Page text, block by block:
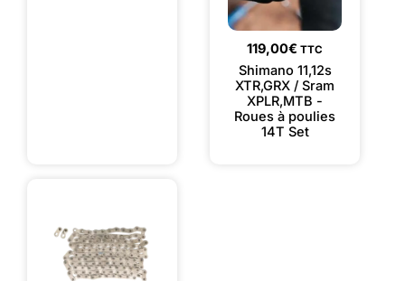
119,00€ TTC
Shimano 11,12s
XTR,GRX / Sram
XPLR,MTB -
Roues à poulies
14T Set